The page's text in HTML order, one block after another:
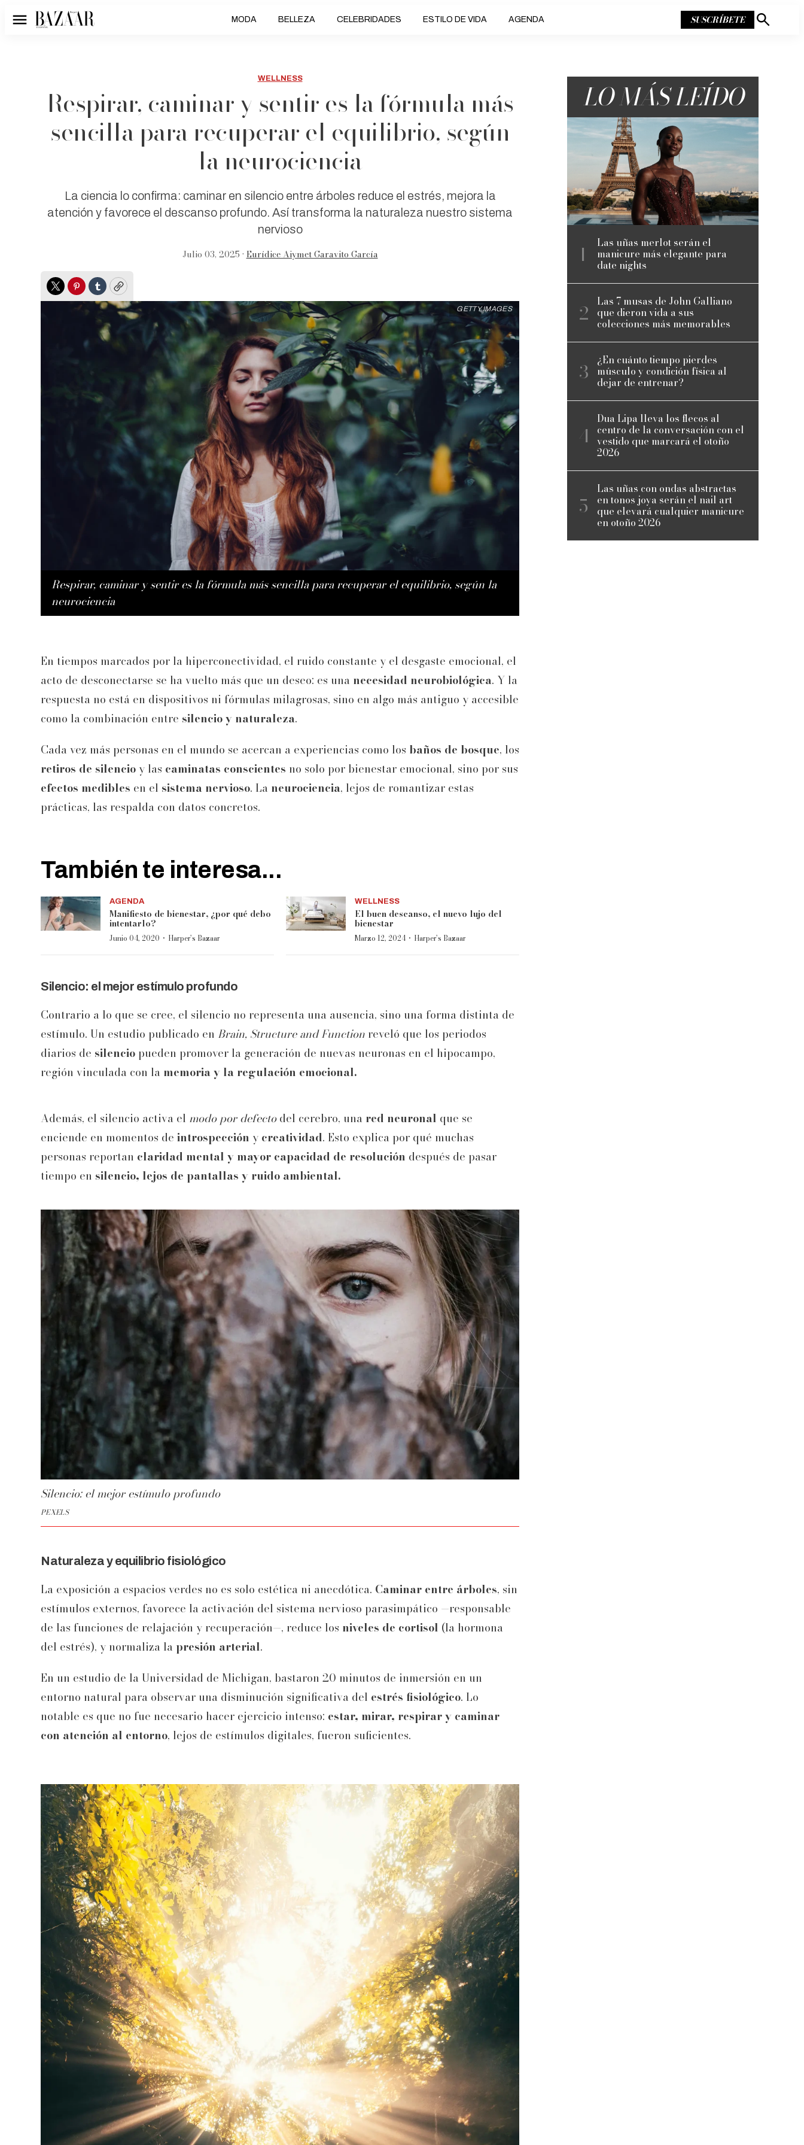
Menú MODA BELLEZA CELEBRIDADES ESTILO DE VIDA AGENDA SUSCRÍBETE
Mostrar
WELLNESS
Respirar, caminar y sentir es la fórmula más
sencilla para recuperar el equilibrio, según
la neurociencia
La ciencia lo confirma: caminar en silencio entre árboles reduce el estrés, mejora la
atención y favorece el descanso profundo. Así transforma la naturaleza nuestro sistema
nervioso
Julio 03, 2025 • Eurídice Aiymet Garavito García
TwitterPinterest
TumblrCopy
Respirar, caminar y sentir es la fórmula más sencilla para recuperar el equilibrio, según la
neurociencia
GETTY IMAGES
En tiempos marcados por la hiperconectividad, el ruido constante y el desgaste emocional, el
acto de desconectarse se ha vuelto más que un deseo: es una necesidad neurobiológica. Y la
respuesta no está en dispositivos ni fórmulas milagrosas, sino en algo más antiguo y accesible
como la combinación entre silencio y naturaleza.
Cada vez más personas en el mundo se acercan a experiencias como los baños de bosque, los
retiros de silencio y las caminatas conscientes no solo por bienestar emocional, sino por sus
efectos medibles en el sistema nervioso. La neurociencia, lejos de romantizar estas
prácticas, las respalda con datos concretos.
También te interesa...
AGENDA
Manifiesto de bienestar, ¿por qué debo
intentarlo?
Junio 04, 2020 · Harper’s Bazaar
WELLNESS
El buen descanso, el nuevo lujo del
bienestar
Marzo 12, 2024 · Harper’s Bazaar
Silencio: el mejor estímulo profundo
Contrario a lo que se cree, el silencio no representa una ausencia, sino una forma distinta de
estímulo. Un estudio publicado en Brain, Structure and Function reveló que los periodos
diarios de silencio pueden promover la generación de nuevas neuronas en el hipocampo,
región vinculada con la memoria y la regulación emocional.
Además, el silencio activa el modo por defectodel cerebro, una red neuronal que se
enciende en momentos de introspección y creatividad. Esto explica por qué muchas
personas reportan claridad mental y mayor capacidad de resolución después de pasar
tiempo en silencio, lejos de pantallas y ruido ambiental.
Silencio: el mejor estímulo profundo
PEXELS
Naturaleza y equilibrio fisiológico
La exposición a espacios verdes no es solo estética ni anecdótica. Caminar entre árboles, sin
estímulos externos, favorece la activación del sistema nervioso parasimpático —responsable
de las funciones de relajación y recuperación—, reduce los niveles de cortisol (la hormona
del estrés), y normaliza la presión arterial.
En un estudio de la Universidad de Michigan, bastaron 20 minutos de inmersión en un
entorno natural para observar una disminución significativa del estrés fisiológico. Lo
notable es que no fue necesario hacer ejercicio intenso: estar, mirar, respirar y caminar
con atención al entorno, lejos de estímulos digitales, fueron suficientes.
LO MÁS LEÍDO
Las uñas merlot serán el
manicure más elegante para
date nights
Las 7 musas de John Galliano
que dieron vida a sus
colecciones más memorables
¿En cuánto tiempo pierdes
músculo y condición física al
dejar de entrenar?
Dua Lipa lleva los flecos al
centro de la conversación con el
vestido que marcará el otoño
2026
Las uñas con ondas abstractas
en tonos joya serán el nail art
que elevará cualquier manicure
en otoño 2026